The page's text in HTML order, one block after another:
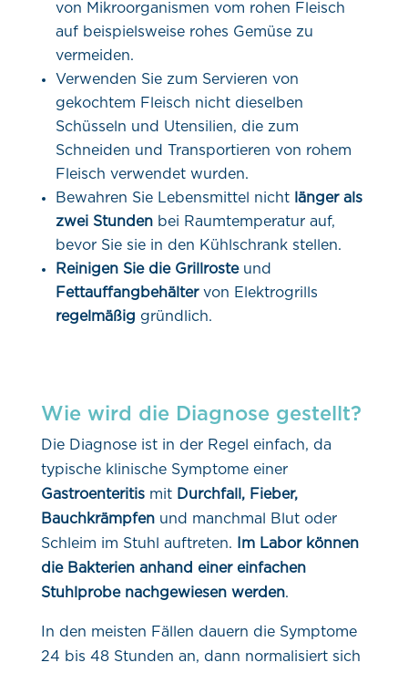
von Mikroorganismen vom rohen Fleisch
auf beispielsweise rohes Gemüse zu
vermeiden.
Verwenden Sie zum Servieren von
gekochtem Fleisch nicht dieselben
Schüsseln und Utensilien, die zum
Schneiden und Transportieren von rohem
Fleisch verwendet wurden.
Bewahren Sie Lebensmittel nicht länger als
zwei Stundenbei Raumtemperatur auf,
bevor Sie sie in den Kühlschrank stellen.
Reinigen Sie die Grillrosteund
Fettauffangbehältervon Elektrogrills
regelmäßig gründlich.
Wie wird die Diagnose gestellt?
Die Diagnose ist in der Regel einfach, da
typische klinische Symptome einer
Gastroenteritis mit Durchfall, Fieber,
Bauchkrämpfen und manchmal Blut oder
Schleim im Stuhl auftreten.
Im Labor können
die Bakterien anhand einer einfachen
Stuhlprobe nachgewiesen werden.
In den meisten Fällen dauern die Symptome
24 bis 48 Stunden an, dann normalisiert sich